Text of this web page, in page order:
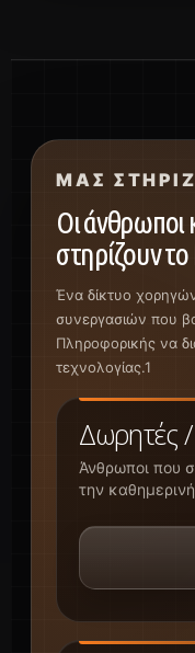
ΜΑΣ
Οι άνθρωποι
στηρίζουν
Ένα δίκτυο
συνεργασιών που
Πληροφορικής να
τεχνολογίας.1
Δωρητές /
Άνθρωποι που
την